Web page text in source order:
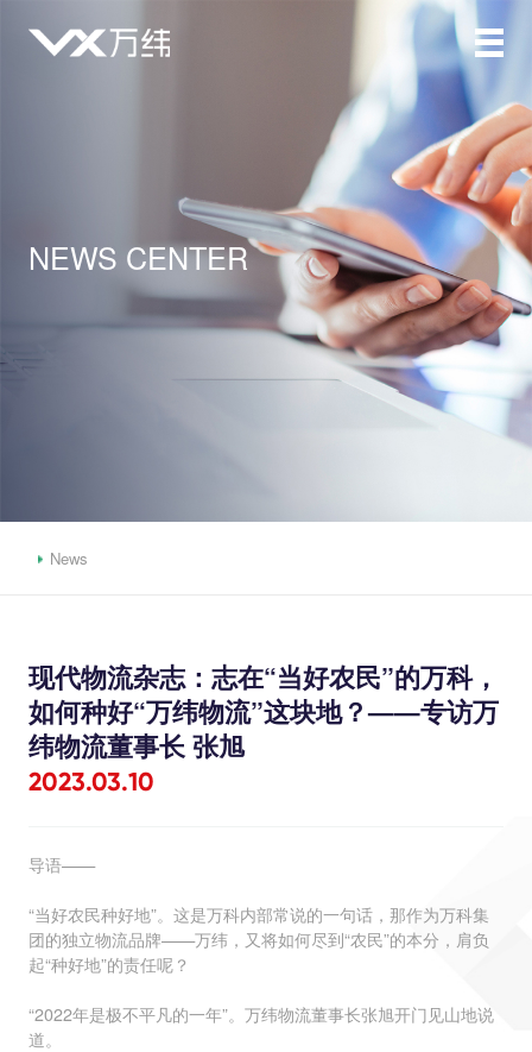
NEWS CENTER
News
现代物流杂志：志在“当好农民”的万科，
如何种好“万纬物流”这块地？——专访万
纬物流董事长 张旭
2023.03.10
导语——
“当好农民种好地”。这是万科内部常说的一句话，那作为万科集
团的独立物流品牌——万纬，又将如何尽到“农民”的本分，肩负
起“种好地”的责任呢？
“2022年是极不平凡的一年”。万纬物流董事长张旭开门见山地说
道。